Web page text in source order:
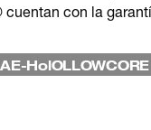
con la
HolOLLOWCORE